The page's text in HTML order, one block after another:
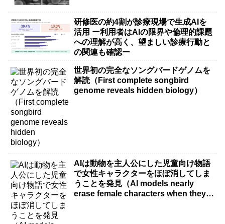
研修医の約4割が診療現場で生成AIを
活用 ー利用者はAIの限界や倫理的課題
への理解が高く、望ましい診療行動と
の関連も確認ー
世界初の完全なソングバードゲノムを
解読（First complete songbird
genome reveals hidden biology）
AIは動物を主人公にした児童向け物語
で女性キャラクターをほぼ消してしま
うことを発見（AI models nearly
erase female characters when they